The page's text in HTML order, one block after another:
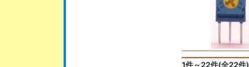
1件～22件(全22件)